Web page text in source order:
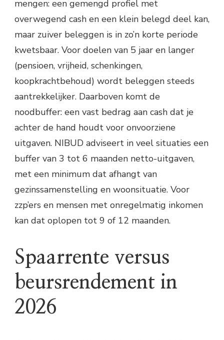
mengen: een gemengd profiel met
overwegend cash en een klein belegd deel kan,
maar zuiver beleggen is in zo’n korte periode
kwetsbaar. Voor doelen van 5 jaar en langer
(pensioen, vrijheid, schenkingen,
koopkrachtbehoud) wordt beleggen steeds
aantrekkelijker. Daarboven komt de
noodbuffer: een vast bedrag aan cash dat je
achter de hand houdt voor onvoorziene
uitgaven. NIBUD adviseert in veel situaties een
buffer van 3 tot 6 maanden netto-uitgaven,
met een minimum dat afhangt van
gezinssamenstelling en woonsituatie. Voor
zzp’ers en mensen met onregelmatig inkomen
kan dat oplopen tot 9 of 12 maanden.
Spaarrente versus
beursrendement in
2026